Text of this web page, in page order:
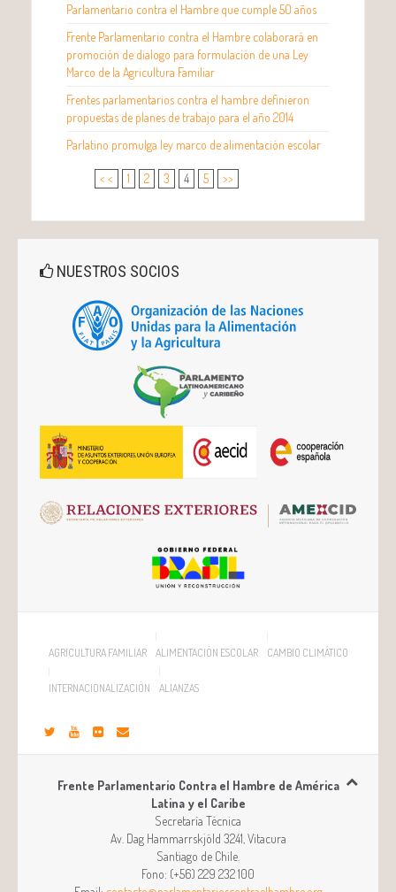
Parlamentario contra el Hambre que cumple 50 años
Frente Parlamentario contra el Hambre colaborará en
promoción de dialogo para formulación de una Ley
Marco de la Agricultura Familiar
Frentes parlamentarios contra el hambre definieron
propuestas de planes de trabajo para el año 2014
Parlatino promulga ley marco de alimentación escolar
< < 1 2 3 4 5 >>
NUESTROS SOCIOS
AGRICULTURA FAMILIAR ALIMENTACIÓN ESCOLAR CAMBIO CLIMÁTICO
INTERNACIONALIZACIÓN ALIANZAS
Frente Parlamentario Contra el Hambre de América
Latina y el Caribe
Secretaría Técnica
Av. Dag Hammarrskjöld 3241, Vitacura
Santiago de Chile
Fono: (+56) 229 232 100